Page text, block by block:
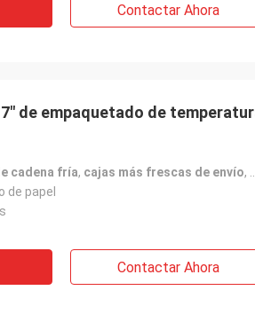
Contactar Ahora
de empaquetado de
cadena fría, cajas más frescas de envío,
de papel
Contactar Ahora